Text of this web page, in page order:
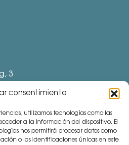
consentimiento
utilizamos tecnologías como las
a la información del dispositivo. El
nos permitirá procesar datos como
o las identificaciones únicas en este
3